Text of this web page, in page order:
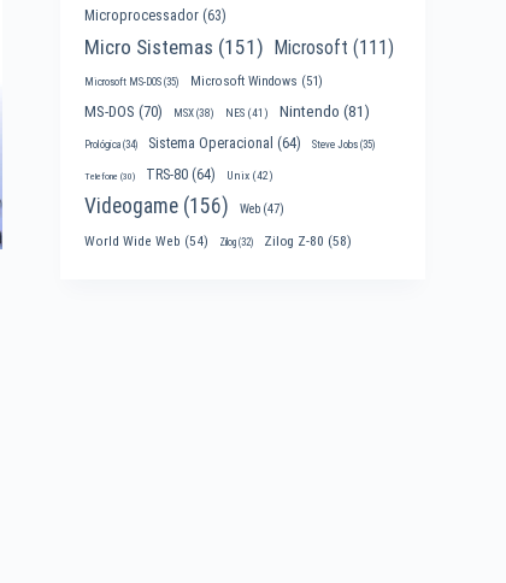
Microprocessador (63)
Micro Sistemas (151) Microsoft (111)
Microsoft MS-DOS (35) Microsoft Windows (51)
MS-DOS (70) MSX(38) NES (41) Nintendo (81)
Prológica (34) Sistema Operacional (64) Steve Jobs (35)
Telefone (30) TRS-80 (64) Unix (42)
Videogame (156) Web (47)
World Wide Web (54) Zilog (32) Zilog Z-80 (58)